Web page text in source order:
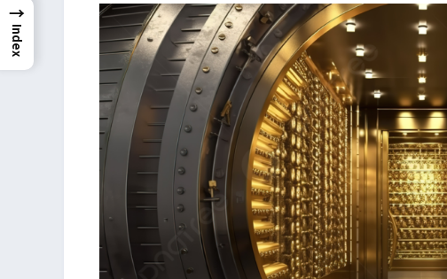
→
Index